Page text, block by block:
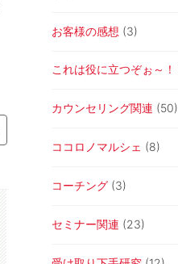
お客様の感想 (3)
これは役に立つぞぉ～！
カウンセリング関連 (50)
ココロノマルシェ (8)
コーチング (3)
セミナー関連 (23)